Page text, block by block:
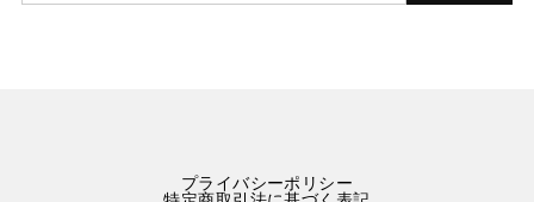
プライバシーポリシー